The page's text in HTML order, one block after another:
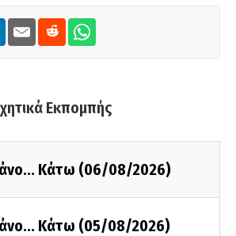
Εκπομπής
Κάτω (06/08/2026)
Κάτω (05/08/2026)